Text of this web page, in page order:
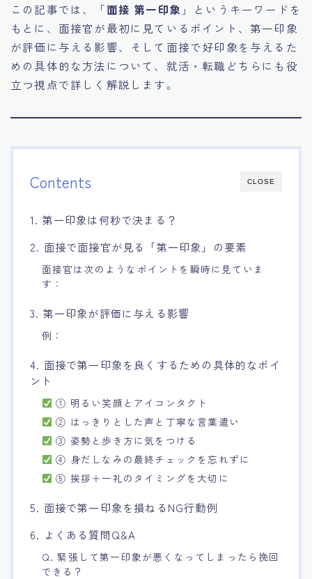
18.転職後の職場に適応するためのヒント
この記事では、「面接 第一印象 」というキーワードを
もとに、面接官が最初に見ているポイント、第一印象
が評価に与える影響、そして面接で好印象を与えるた
めの具体的な方法について、就活・転職どちらにも役
立つ視点で詳しく解説します。
CLOSE
Contents
1. 第一印象は何秒で決まる？
2. 面接で面接官が見る「第一印象」の要素
面接官は次のようなポイントを瞬時に見ていま
す：
3. 第一印象が評価に与える影響
例：
4. 面接で第一印象を良くするための具体的なポイ
ント
① 明るい笑顔とアイコンタクト
② はっきりとした声と丁寧な言葉遣い
③ 姿勢と歩き方に気をつける
④ 身だしなみの最終チェックを忘れずに
⑤ 挨拶＋一礼のタイミングを大切に
5. 面接で第一印象を損ねるNG行動例
6. よくある質問Q&A
Q. 緊張して第一印象が悪くなってしまったら挽回
できる？